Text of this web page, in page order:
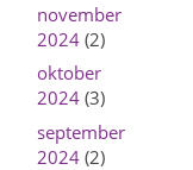
november
2024(2)
oktober
2024(3)
september
2024(2)